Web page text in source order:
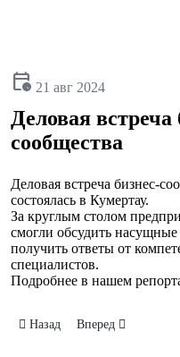
calendar_clock 21 авг 2024
Деловая встреча
сообщества
Деловая встреча бизнес-
состоялась в Кумертау.
За круглым столом
смогли обсудить
получить ответы от
специалистов.
Подробнее в нашем
Предыдущий:
Назад Следующий: День
Вперед